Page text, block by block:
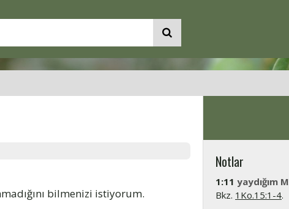
bilmenizi istiyorum.
Notlar
1:11 yaydığım
Bkz. 1Ko.15:1-4.